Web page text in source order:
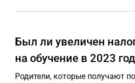
Был ли увеличен
на обучение в 2023
Родители, которые получают